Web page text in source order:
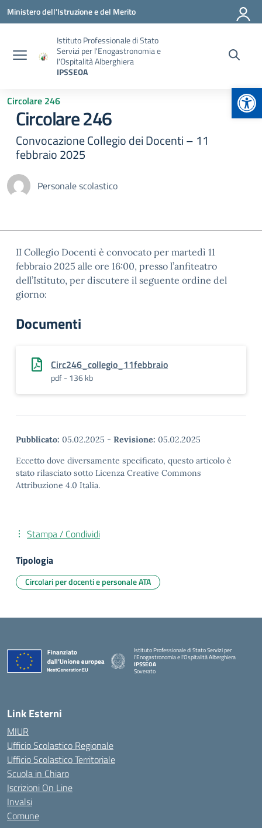
Vai ai contenuti
Vai al menu di navigazione
Vai al footer
Ministero dell'Istruzione e del Merito
Istituto Professionale di Stato
Servizi per l'Enogastronomia e
l'Ospitalità Alberghiera
IPSSEOA
Circolare 246
Circolare 246
Convocazione Collegio dei Docenti – 11
febbraio 2025
Personale scolastico
II Collegio Docenti è convocato per martedì 11
febbraio 2025 alle ore 16:00, presso l’anfiteatro
dell’Istituto, per discutere il seguente ordine del
giorno:
Documenti
Circ246_collegio_11febbraio
pdf - 136 kb
Pubblicato: 05.02.2025 - Revisione: 05.02.2025
Eccetto dove diversamente specificato, questo articolo è
stato rilasciato sotto Licenza Creative Commons
Attribuzione 4.0 Italia.
Stampa / Condividi
Tipologia
Circolari per docenti e personale ATA
Istituto Professionale di Stato Servizi per
l'Enogastronomia e l'Ospitalità Alberghiera
IPSSEOA
Soverato
Link Esterni
MIUR
Ufficio Scolastico Regionale
Ufficio Scolastico Territoriale
Scuola in Chiaro
Iscrizioni On Line
Invalsi
Comune